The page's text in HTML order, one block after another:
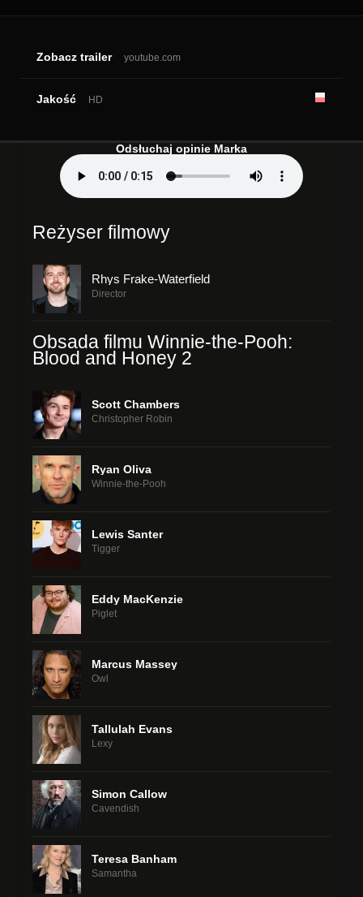
Zobacz trailer youtube.com
Jakość HD
Odsłuchaj opinie Marka
Reżyser filmowy
Rhys Frake-Waterfield
Director
Obsada filmu Winnie-the-Pooh:
Blood and Honey 2
Scott Chambers
Christopher Robin
Ryan Oliva
Winnie-the-Pooh
Lewis Santer
Tigger
Eddy MacKenzie
Piglet
Marcus Massey
Owl
Tallulah Evans
Lexy
Simon Callow
Cavendish
Teresa Banham
Samantha